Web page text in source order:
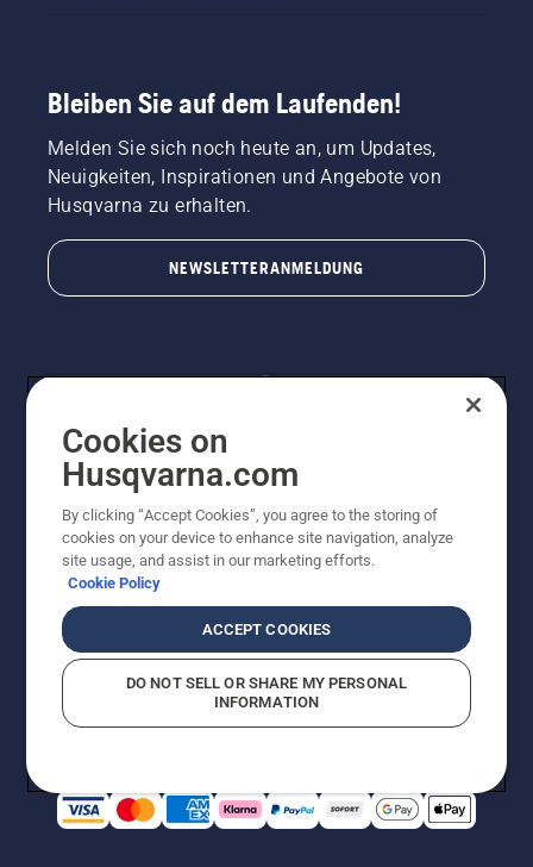
Bleiben Sie auf dem Laufenden!
Melden Sie sich noch heute an, um Updates,
Neuigkeiten, Inspirationen und Angebote von
Husqvarna zu erhalten.
NEWSLETTERANMELDUNG
© Husqvarna AB (publ). Alle Rechte vorbehalten.
Preisänderungen, Irrtümer, Text- und Satzfehler sind
vorbehalten. Bei den Preisangaben handelt es sich um
unverbindliche Preisempfehlungen in Euro inkl. der
unverbindliche Preisempfehlungen (inkl. MwSt), es sei
denn sie sind für den direkten Kauf verfügbar.
Cookie-RichtlinieNutzungsbedingungenAGBs
ImpressumVermutete Verstöße melden
Cookies on
Husqvarna.com
By clicking “Accept Cookies”, you agree to the storing of
cookies on your device to enhance site navigation, analyze
site usage, and assist in our marketing efforts.
Cookie Policy
ACCEPT COOKIES
DO NOT SELL OR SHARE MY PERSONAL
INFORMATION